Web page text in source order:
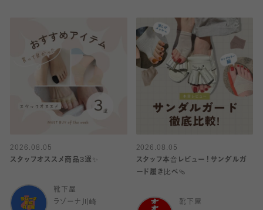
2026.08.05
スタッフオススメ商品3選✨
靴下屋
ラゾーナ川崎
2026.08.05
スタッフ本音レビュー！サンダルガ
ード履き比べ🩴
靴下屋